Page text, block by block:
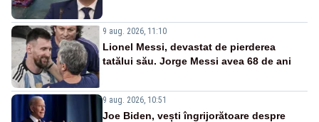
9 aug. 2026, 11:10
Lionel Messi, devastat de pierderea
tatălui său. Jorge Messi avea 68 de ani
9 aug. 2026, 10:51
Joe Biden, vești îngrijorătoare despre